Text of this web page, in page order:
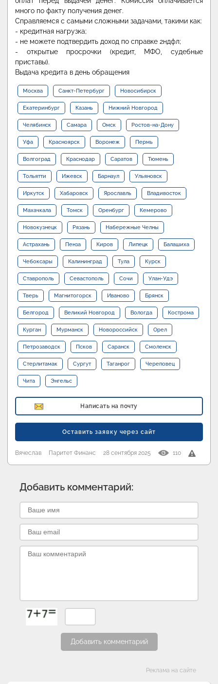
много по факту получения денег.
Справляемся с самыми сложными задачами, такими как:
- кредитная нагрузка;
- не можете подтвердить доход по справке 2ндфл;
- открытые просрочки (кредит, МФО, судебные
приставы).
Выдача кредита в день обращения
Москва Санкт-Петербург Новосибирск
Екатеринбург Казань Нижний Новгород
Челябинск Самара Омск Ростов-на-Дону
Уфа Красноярск Воронеж Пермь
Волгоград Краснодар Саратов Тюмень
Тольятти Ижевск Барнаул Ульяновск
Иркутск Хабаровск Ярославль Владивосток
Махачкала Томск Оренбург Кемерово
Новокузнецк Рязань Набережные Челны
Астрахань Пенза Киров Липецк Балашиха
Чебоксары Калининград Тула Курск
Ставрополь Севастополь Сочи Улан-Удэ
Тверь Магнитогорск Иваново Брянск
Белгород Великий Новгород Вологда Кострома
Курган Мурманск Новороссийск Орел
Петрозаводск Псков Саранск Смоленск
Стерлитамак Сургут Таганрог Череповец
Чита Энгельс
Написать на почту
Оставить заявку через сайт
Вячеслав Паритет Финанс 28 сентября 2025 110
Добавить комментарий:
Добавить комментарий
Реклама на сайте